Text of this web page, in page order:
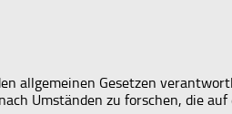
allgemeinen Gesetzen
Umständen zu forschen, die